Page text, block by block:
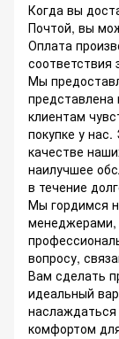
Когда вы
Почтой, вы
Оплата
соответствия
Мы
клиентам
покупке у
качестве
наилучшее
в течение
Мы гордимся
менеджерами,
вопросу,
Вам сделать
идеальный
комфортом